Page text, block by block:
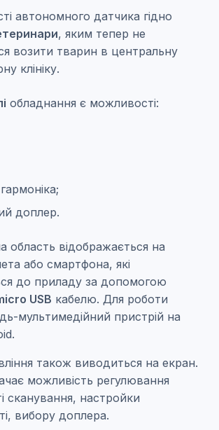
автономного датчика гідно
, яким тепер не
возити тварин в центральну
клініку.
обладнання є можливості:
доплер.
область відображається на
або смартфона, які
до приладу за допомогою
USB кабелю. Для роботи
мультимедійний пристрій на
також виводиться на екран.
можливість регулювання
сканування, настройки
вибору доплера.